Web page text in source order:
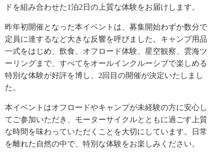
ドを組み合わせた1泊2日の上質な体験をお届けします。
昨年初開催となった本イベントは、募集開始わずか数分で
定員に達するなど大きな反響を呼びました。キャンプ用品
一式をはじめ、飲食、オフロード体験、星空観察、雲海ツ
ーリングまで、すべてをオールインクルーシブで楽しめる
特別な体験が好評を博し、2回目の開催が決定いたしまし
た。
本イベントはオフロードやキャンプが未経験の方に安心し
てご参加いただき、モーターサイクルとともに過ごす上質
な時間を味わっていただくことを大切にしています。日常
を離れた自然の中で、特別な体験をお楽しみください。